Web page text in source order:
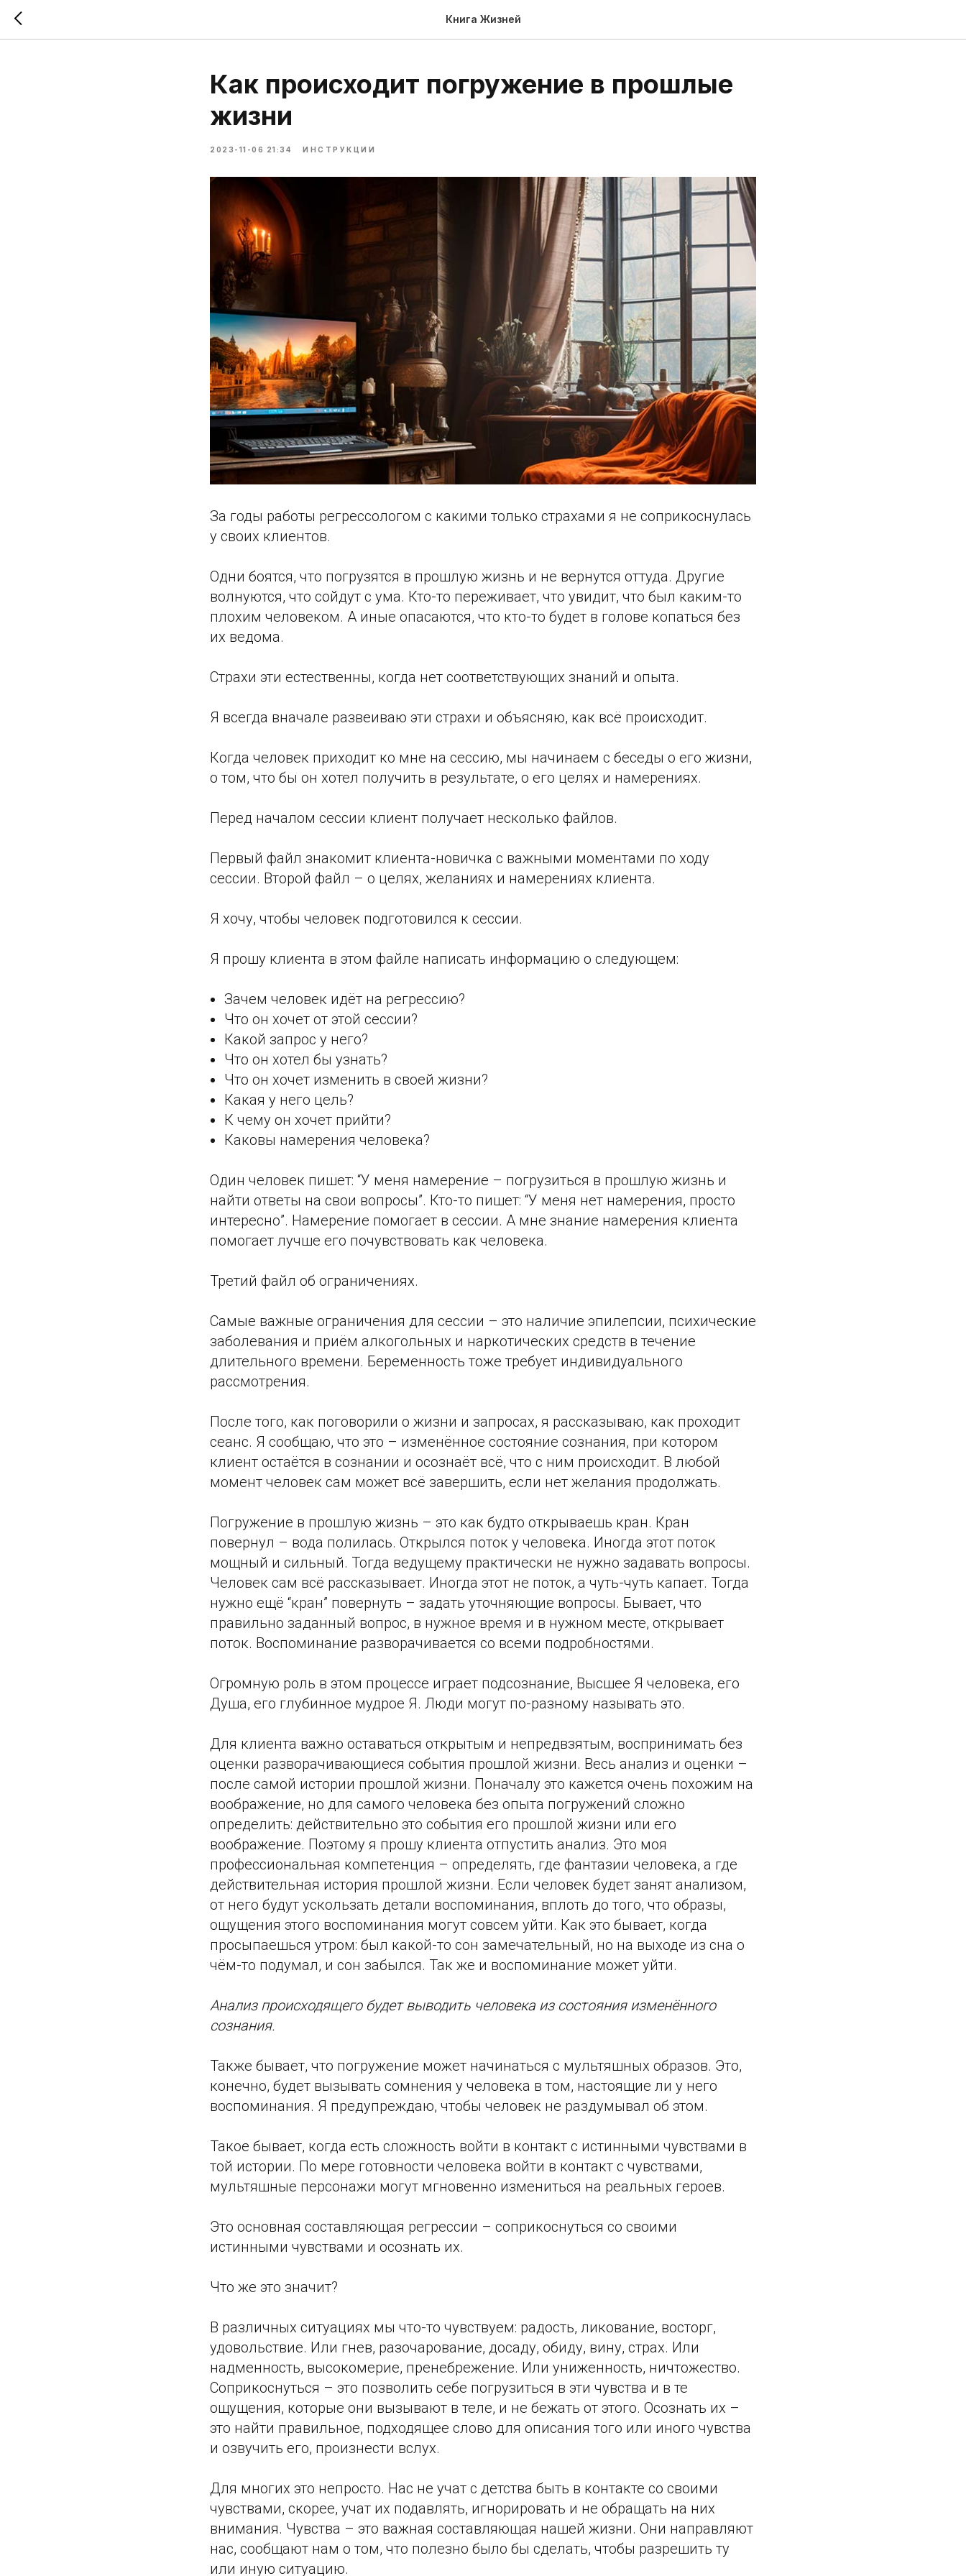
Книга Жизней
Как происходит погружение в прошлые
жизни
2023-11-06 21:34 ИНСТРУКЦИИ
За годы работы регрессологом с какими только страхами я не соприкоснулась
у своих клиентов.
Одни боятся, что погрузятся в прошлую жизнь и не вернутся оттуда. Другие
волнуются, что сойдут с ума. Кто-то переживает, что увидит, что был каким-то
плохим человеком. А иные опасаются, что кто-то будет в голове копаться без
их ведома.
Страхи эти естественны, когда нет соответствующих знаний и опыта.
Я всегда вначале развеиваю эти страхи и объясняю, как всё происходит.
Когда человек приходит ко мне на сессию, мы начинаем с беседы о его жизни,
о том, что бы он хотел получить в результате, о его целях и намерениях.
Перед началом сессии клиент получает несколько файлов.
Первый файл знакомит клиента-новичка с важными моментами по ходу
сессии. Второй файл – о целях, желаниях и намерениях клиента.
Я хочу, чтобы человек подготовился к сессии.
Я прошу клиента в этом файле написать информацию о следующем:
Зачем человек идёт на регрессию?
Что он хочет от этой сессии?
Какой запрос у него?
Что он хотел бы узнать?
Что он хочет изменить в своей жизни?
Какая у него цель?
К чему он хочет прийти?
Каковы намерения человека?
Один человек пишет: “У меня намерение – погрузиться в прошлую жизнь и
найти ответы на свои вопросы”. Кто-то пишет: “У меня нет намерения, просто
интересно”. Намерение помогает в сессии. А мне знание намерения клиента
помогает лучше его почувствовать как человека.
Третий файл об ограничениях.
Самые важные ограничения для сессии – это наличие эпилепсии, психические
заболевания и приём алкогольных и наркотических средств в течение
длительного времени. Беременность тоже требует индивидуального
рассмотрения.
После того, как поговорили о жизни и запросах, я рассказываю, как проходит
сеанс. Я сообщаю, что это – изменённое состояние сознания, при котором
клиент остаётся в сознании и осознаёт всё, что с ним происходит. В любой
момент человек сам может всё завершить, если нет желания продолжать.
Погружение в прошлую жизнь – это как будто открываешь кран. Кран
повернул – вода полилась. Открылся поток у человека. Иногда этот поток
мощный и сильный. Тогда ведущему практически не нужно задавать вопросы.
Человек сам всё рассказывает. Иногда этот не поток, а чуть-чуть капает. Тогда
нужно ещё “кран” повернуть – задать уточняющие вопросы. Бывает, что
правильно заданный вопрос, в нужное время и в нужном месте, открывает
поток. Воспоминание разворачивается со всеми подробностями.
Огромную роль в этом процессе играет подсознание, Высшее Я человека, его
Душа, его глубинное мудрое Я. Люди могут по-разному называть это.
Для клиента важно оставаться открытым и непредвзятым, воспринимать без
оценки разворачивающиеся события прошлой жизни. Весь анализ и оценки –
после самой истории прошлой жизни. Поначалу это кажется очень похожим на
воображение, но для самого человека без опыта погружений сложно
определить: действительно это события его прошлой жизни или его
воображение. Поэтому я прошу клиента отпустить анализ. Это моя
профессиональная компетенция – определять, где фантазии человека, а где
действительная история прошлой жизни. Если человек будет занят анализом,
от него будут ускользать детали воспоминания, вплоть до того, что образы,
ощущения этого воспоминания могут совсем уйти. Как это бывает, когда
просыпаешься утром: был какой-то сон замечательный, но на выходе из сна о
чём-то подумал, и сон забылся. Так же и воспоминание может уйти.
Анализ происходящего будет выводить человека из состояния изменённого
сознания.
Также бывает, что погружение может начинаться с мультяшных образов. Это,
конечно, будет вызывать сомнения у человека в том, настоящие ли у него
воспоминания. Я предупреждаю, чтобы человек не раздумывал об этом.
Такое бывает, когда есть сложность войти в контакт с истинными чувствами в
той истории. По мере готовности человека войти в контакт с чувствами,
мультяшные персонажи могут мгновенно измениться на реальных героев.
Это основная составляющая регрессии – соприкоснуться со своими
истинными чувствами и осознать их.
Что же это значит?
В различных ситуациях мы что-то чувствуем: радость, ликование, восторг,
удовольствие. Или гнев, разочарование, досаду, обиду, вину, страх. Или
надменность, высокомерие, пренебрежение. Или униженность, ничтожество.
Соприкоснуться – это позволить себе погрузиться в эти чувства и в те
ощущения, которые они вызывают в теле, и не бежать от этого. Осознать их –
это найти правильное, подходящее слово для описания того или иного чувства
и озвучить его, произнести вслух.
Для многих это непросто. Нас не учат с детства быть в контакте со своими
чувствами, скорее, учат их подавлять, игнорировать и не обращать на них
внимания. Чувства – это важная составляющая нашей жизни. Они направляют
нас, сообщают нам о том, что полезно было бы сделать, чтобы разрешить ту
или иную ситуацию.